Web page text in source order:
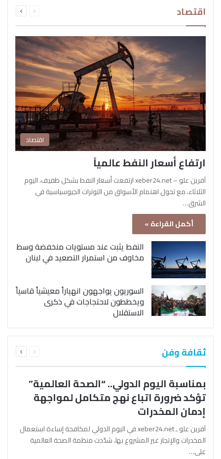
اقتصاد الصفحةالصفحة
اقتصاد
ارتفاع أسعار النفط عالمياً
آفرين علو – xeber24.net ارتفعت أسعار النفط بشكل طفيف، اليوم
الثلاثاء، مع تحول اهتمام الأسواق من التوترات الجيوسياسية في
الشرق…
أكمل القراءة »
النفط يثبت عند مستويات منخفضة وسط
مخاوف من استمرار التصعيد في لبنان
السوريون يواجهون انهياراً معيشياً قاسياً
ويخططون لاحتجاجات في ذكرى
الاستقلال
ثقافة وفن الصفحةالصفحة
بمناسبة اليوم الدولي.. “الصحة العالمية”
تؤكد ضرورة اتباع نهج متكامل لمواجهة
إدمان المخدرات
آفرين علو ـ xeber24.net في اليوم الدولي لمكافحة إساءة استعمال
المخدرات والإتجار غير المشروع بها، شدّدت منظمة الصحة العالمية
على…